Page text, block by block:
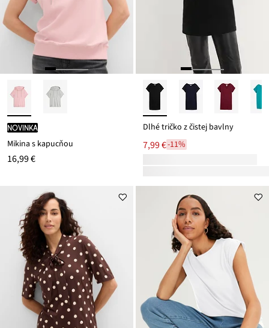
novinka
Mikina s kapucňou
16,99 €
Dlhé tričko z čistej bavlny
7,99 €-11%